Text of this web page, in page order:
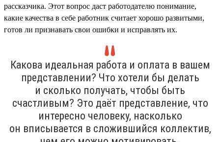
рассказчика. Этот вопрос даст работодателю понимание,
какие качества в себе работник считает хорошо развитыми,
готов ли признавать свои ошибки и исправлять их.
Какова идеальная работа и оплата в вашем
представлении? Что хотели бы делать
и сколько получать, чтобы быть
счастливым? Это даёт представление, что
интересно человеку, насколько
он вписывается в сложившийся коллектив,